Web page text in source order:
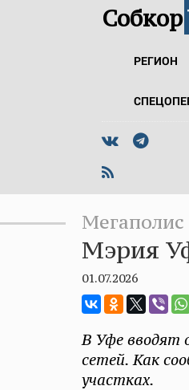
Собкор
РЕГИОН
Мегаполис
Мэрия
01.07.2026
В Уфе вводят
сетей. Как
участках.